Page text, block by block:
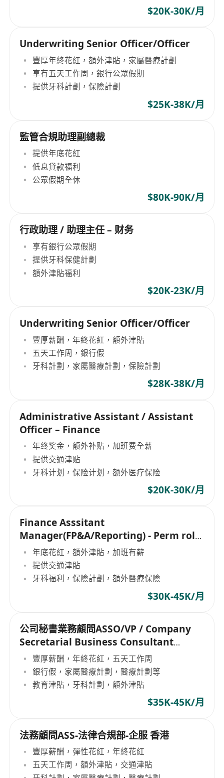
$20K-30K/月
Underwriting Senior Officer/Officer
豐厚年終花紅，額外津貼，家屬醫療計劃
享有五天工作周，銀行公眾假期
提供牙科計劃，保險計劃
$25K-38K/月
監管合規助理副總裁
提供年底花紅
低息貸款福利
公眾假期全休
$80K-90K/月
行政助理 / 助理主任 – 财务
享有銀行公眾假期
提供牙科保健計劃
額外津貼福利
$20K-23K/月
Underwriting Senior Officer/Officer
豐厚薪酬，年終花紅，額外津貼
五天工作周，銀行假
牙科計劃，家屬醫療計劃，保險計劃
$28K-38K/月
Administrative Assistant / Assistant
Officer – Finance
年终奖金，额外补贴，加班费全薪
提供交通津贴
牙科计划，保险计划，额外医疗保险
$20K-30K/月
Finance Asssitant
Manager(FP&A/Reporting) - Perm role
+ CPA not necessary
年底花紅，額外津貼，加班有薪
提供交通津貼
牙科福利，保險計劃，額外醫療保險
$30K-45K/月
公司秘書業務顧問ASSO/VP / Company
Secretarial Business Consultant
ASSO/VP
豐厚薪酬，年終花紅，五天工作周
銀行假，家屬醫療計劃，醫療計劃等
教育津貼，牙科計劃，額外津貼
$35K-45K/月
法務顧問ASS-法律合規部-企服 香港
豐厚薪酬，彈性花紅，年終花紅
五天工作周，額外津貼，交通津貼